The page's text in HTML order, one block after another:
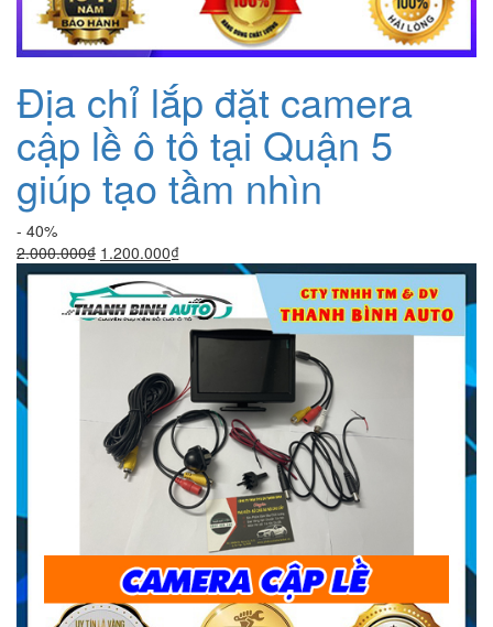
Địa chỉ lắp đặt camera
cập lề ô tô tại Quận 5
giúp tạo tầm nhìn
- 40%
2.000.000₫ Giá
gốc
là:
2.000.000₫.
1.200.000₫Giá
hiện
tại
là:
1.200.000₫.